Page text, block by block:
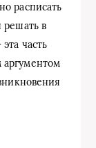
расписать
решать в
часть